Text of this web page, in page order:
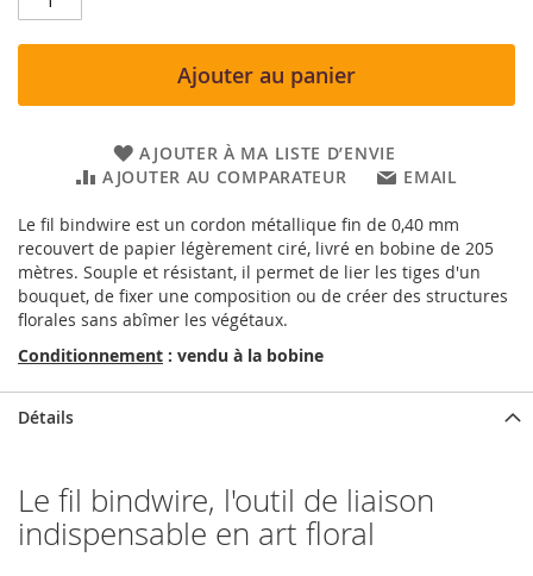
Ajouter au panier
AJOUTER À MA LISTE D’ENVIE
AJOUTER AU COMPARATEUR
EMAIL
Le fil bindwire est un cordon métallique fin de 0,40 mm
recouvert de papier légèrement ciré, livré en bobine de 205
mètres. Souple et résistant, il permet de lier les tiges d'un
bouquet, de fixer une composition ou de créer des structures
florales sans abîmer les végétaux.
Conditionnement : vendu à la bobine
Détails
Le fil bindwire, l'outil de liaison
indispensable en art floral